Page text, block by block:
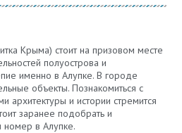
Крыма) стоит на призовом месте
полуострова и
именно в Алупке. В городе
объекты. Познакомиться с
архитектуры и истории стремится
заранее подобрать и
номер в Алупке.